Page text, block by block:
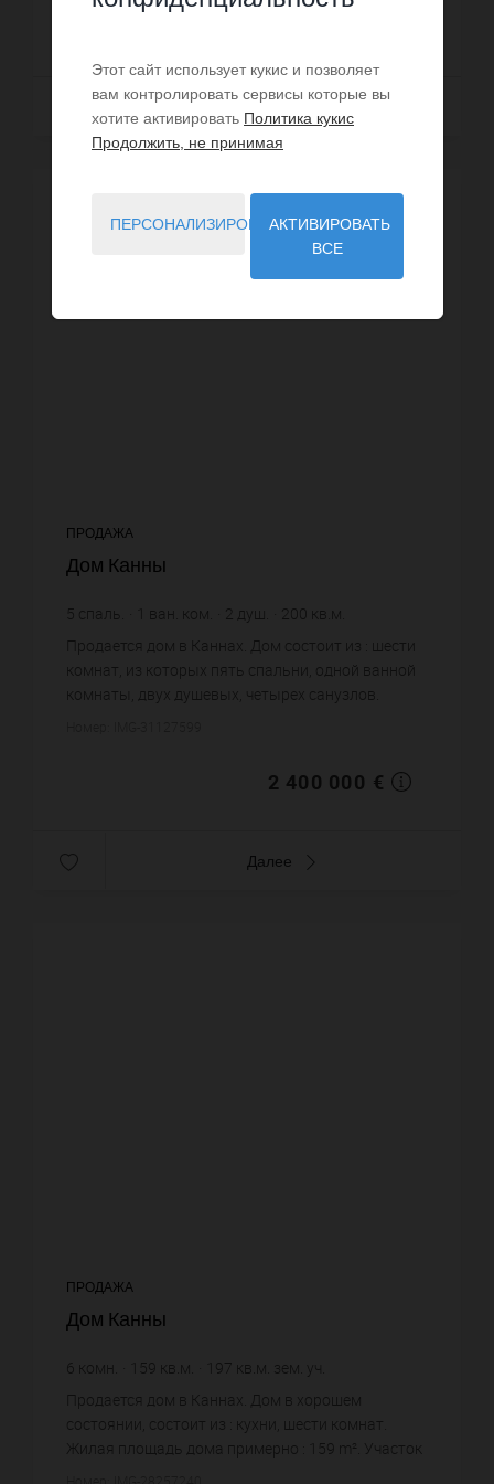
Далее
ПРОДАЖА
Дом Канны
5 спаль. ван. ком. 2 душ. 200 кв.м.
12 000 €
Продается дом в Каннах. Дом состоит из : шести
комнат, из которых пять спальни, одной ванной
комнаты, двух душевых, четырех санузлов.
2 400 000 €
Далее
ПРОДАЖА
Дом Канны
6 комн. 159 кв.м. 197 кв.м. зем. уч.
Продается дом в Каннах. Дом в хорошем
состоянии, состоит из : кухни, шести комнат.
Жилая площадь дома примерно : 159 m². Участок
Этот сайт использует кукис и позволяет
вам контролировать сервисы которые вы
хотите активировать Политика кукис
Продолжить, не принимая
ПЕРСОНАЛИЗИРОВАТЬАКТИВИРОВАТЬ
ВСЕ